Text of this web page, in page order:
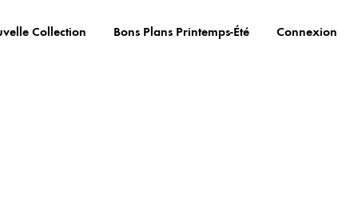
Collection Bons Plans Printemps-Été Connexion